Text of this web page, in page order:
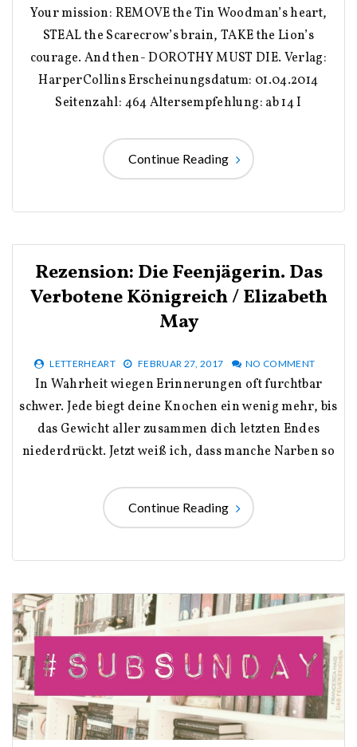
Your mission: REMOVE the Tin Woodman’s heart,
STEAL the Scarecrow’s brain, TAKE the Lion’s
courage. And then- DOROTHY MUST DIE. Verlag:
HarperCollins Erscheinungsdatum: 01.04.2014
Seitenzahl: 464 Altersempfehlung: ab 14 I
Continue Reading
Rezension: Die Feenjägerin. Das
Verbotene Königreich / Elizabeth
May
LETTERHEART FEBRUAR 27, 2017 NO COMMENT
In Wahrheit wiegen Erinnerungen oft furchtbar
schwer. Jede biegt deine Knochen ein wenig mehr, bis
das Gewicht aller zusammen dich letzten Endes
niederdrückt. Jetzt weiß ich, dass manche Narben so
Continue Reading